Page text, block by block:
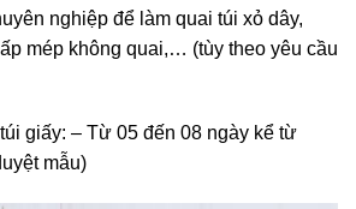
nghiệp để làm quai túi xỏ dây,
mép không quai,… (tùy theo yêu cầu
giấy: – Từ 05 đến 08 ngày kể từ
mẫu)